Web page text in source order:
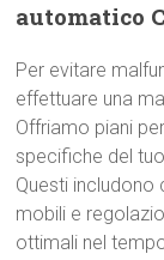
automatico
Per evitare
effettuare una
Offriamo piani
specifiche del
Questi includono
mobili e
ottimali nel